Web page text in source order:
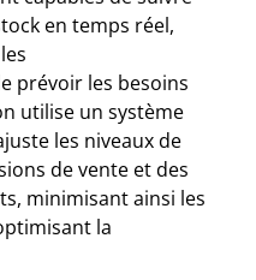
en temps réel,
prévoir les besoins
utilise un système
les niveaux de
de vente et des
minimisant ainsi les
la